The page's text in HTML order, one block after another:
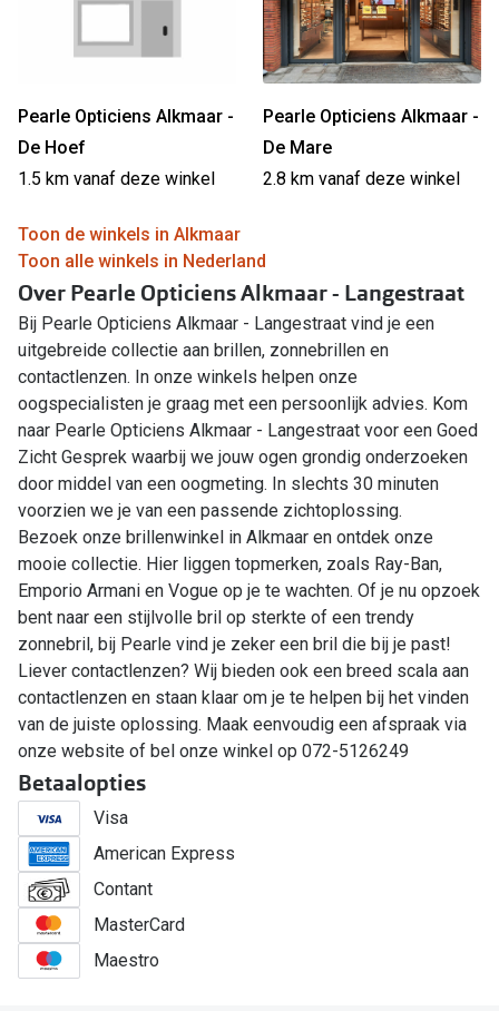
Pearle Opticiens Alkmaar -
De Hoef
1.5 km vanaf deze winkel
Pearle Opticiens Alkmaar -
De Mare
2.8 km vanaf deze winkel
Toon de winkels in Alkmaar
Toon alle winkels in Nederland
Over Pearle Opticiens Alkmaar - Langestraat
Bij Pearle Opticiens Alkmaar - Langestraat vind je een
uitgebreide collectie aan brillen, zonnebrillen en
contactlenzen. In onze winkels helpen onze
oogspecialisten je graag met een persoonlijk advies. Kom
naar Pearle Opticiens Alkmaar - Langestraat voor een Goed
Zicht Gesprek waarbij we jouw ogen grondig onderzoeken
door middel van een oogmeting. In slechts 30 minuten
voorzien we je van een passende zichtoplossing.
Bezoek onze brillenwinkel in Alkmaar en ontdek onze
mooie collectie. Hier liggen topmerken, zoals Ray-Ban,
Emporio Armani en Vogue op je te wachten. Of je nu opzoek
bent naar een stijlvolle bril op sterkte of een trendy
zonnebril, bij Pearle vind je zeker een bril die bij je past!
Liever contactlenzen? Wij bieden ook een breed scala aan
contactlenzen en staan klaar om je te helpen bij het vinden
van de juiste oplossing. Maak eenvoudig een afspraak via
onze website of bel onze winkel op 072-5126249
Betaalopties
Visa
American Express
Contant
MasterCard
Maestro